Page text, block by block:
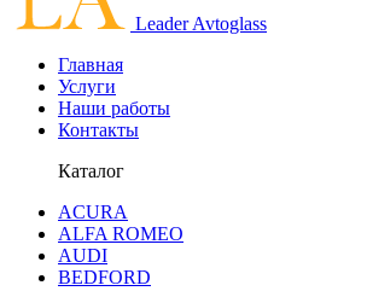
Leader Avtoglass
Главная
Услуги
Наши работы
Контакты
Каталог
ACURA
ALFA ROMEO
AUDI
BEDFORD